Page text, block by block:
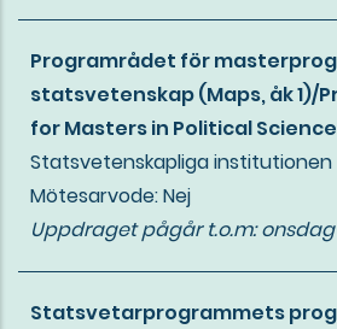
Programrådet för
statsvetenskap (Maps, åk 1)/
for Masters in Political
Statsvetenskapliga institutionen
Mötesarvode: Nej
Uppdraget pågår t.o.m:onsdag
Statsvetarprogrammets